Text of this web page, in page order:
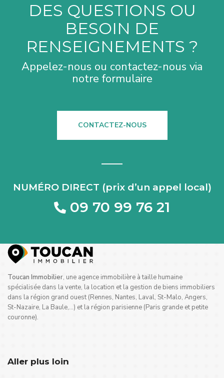
DES QUESTIONS OU
BESOIN DE
RENSEIGNEMENTS ?
Appelez-nous ou contactez-nous via
notre formulaire
CONTACTEZ-NOUS
NUMÉRO DIRECT (prix d’un appel local)
09 70 99 76 21
Toucan Immobilier, une agence immobilière à taille humaine
spécialisée dans la vente, la location et la gestion de biens immobiliers
dans la région grand ouest (Rennes, Nantes, Laval, St-Malo, Angers,
St-Nazaire, La Baule,…) et la région parisienne (Paris grande et petite
couronne).
Aller plus loin